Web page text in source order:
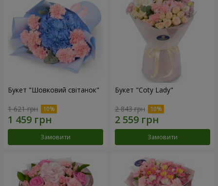
Букет "Шовковий світанок"
1 621 грн
Замовити
Букет "Coty Lady"
2 843 грн
Замовити